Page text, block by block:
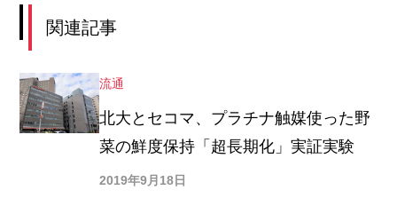
関連記事
流通
北大とセコマ、プラチナ触媒使った野
菜の鮮度保持「超長期化」実証実験
2019年9月18日